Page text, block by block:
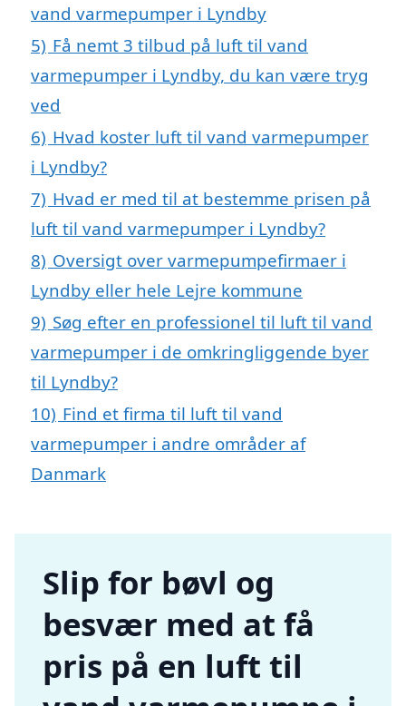
vand varmepumper i Lyndby
5) Få nemt 3 tilbud på luft til vand
varmepumper i Lyndby, du kan være tryg
ved
6) Hvad koster luft til vand varmepumper
i Lyndby?
7) Hvad er med til at bestemme prisen på
luft til vand varmepumper i Lyndby?
8) Oversigt over varmepumpefirmaer i
Lyndby eller hele Lejre kommune
9) Søg efter en professionel til luft til vand
varmepumper i de omkringliggende byer
til Lyndby?
10) Find et firma til luft til vand
varmepumper i andre områder af
Danmark
Slip for bøvl og
besvær med at få
pris på en luft til